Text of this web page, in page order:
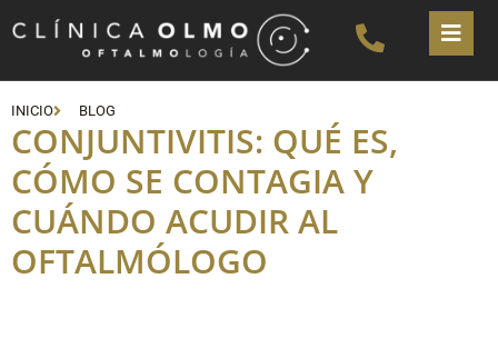
INICIO BLOG
CONJUNTIVITIS: QUÉ ES,
CÓMO SE CONTAGIA Y
CUÁNDO ACUDIR AL
OFTALMÓLOGO